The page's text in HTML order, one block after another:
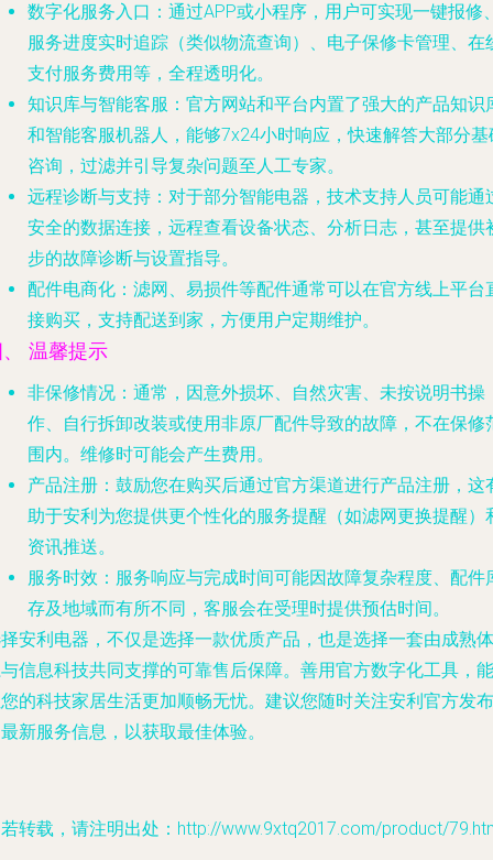
数字化服务入口 ：通过APP或小程序，用户可实现一键报修
服务进度实时追踪（类似物流查询）、电子保修卡管理、在
支付服务费用等，全程透明化。
知识库与智能客服 ：官方网站和平台内置了强大的产品知识
和智能客服机器人，能够7x24小时响应，快速解答大部分基
咨询，过滤并引导复杂问题至人工专家。
远程诊断与支持 ：对于部分智能电器，技术支持人员可能通
安全的数据连接，远程查看设备状态、分析日志，甚至提供
步的故障诊断与设置指导。
配件电商化 ：滤网、易损件等配件通常可以在官方线上平台
接购买，支持配送到家，方便用户定期维护。
温馨提示
非保修情况 ：通常，因意外损坏、自然灾害、未按说明书操
作、自行拆卸改装或使用非原厂配件导致的故障，不在保修
围内。维修时可能会产生费用。
产品注册 ：鼓励您在购买后通过官方渠道进行产品注册，这
助于安利为您提供更个性化的服务提醒（如滤网更换提醒）
资讯推送。
服务时效 ：服务响应与完成时间可能因故障复杂程度、配件
存及地域而有所不同，客服会在受理时提供预估时间。
安利电器，不仅是选择一款优质产品，也是选择一套由成熟体
信息科技共同支撑的可靠售后保障。善用官方数字化工具，能
的科技家居生活更加顺畅无忧。建议您随时关注安利官方发布
新服务信息，以获取最佳体验。
转载，请注明出处：http://www.9xtq2017.com/product/